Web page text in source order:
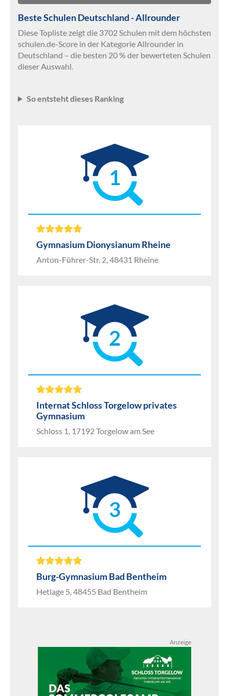
Beste Schulen Deutschland - Allrounder
Diese Topliste zeigt die 3702 Schulen mit dem höchsten
schulen.de-Score in der Kategorie Allrounder in
Deutschland – die besten 20 % der bewerteten Schulen
dieser Auswahl.
So entsteht dieses Ranking
1
Gymnasium Dionysianum Rheine
Anton-Führer-Str. 2, 48431 Rheine
2
Internat Schloss Torgelow privates
Gymnasium
Schloss 1, 17192 Torgelow am See
3
Burg-Gymnasium Bad Bentheim
Hetlage 5, 48455 Bad Bentheim
Anzeige